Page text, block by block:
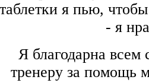
таблетки я пью,
- я
Я благодарна
тренеру за помощь